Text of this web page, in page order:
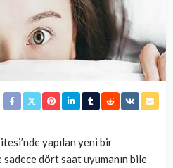
yapılan yeni bir
sadece dört saat uyumanın bile